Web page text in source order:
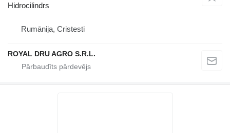
Hidrocilindrs
Rumānija, Cristesti
ROYAL DRU AGRO S.R.L.